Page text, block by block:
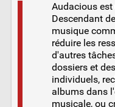
Audacious est
Descendant
musique
réduire les
d'autres
dossiers et
individuels,
albums dans
musicale, ou